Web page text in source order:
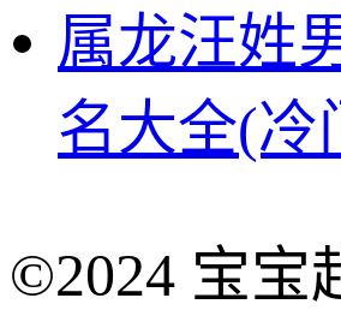
属龙汪姓
名大全(冷
©2024 宝宝